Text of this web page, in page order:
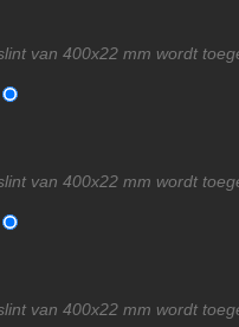
van 400x22 mm wordt
van 400x22 mm wordt
van 400x22 mm wordt